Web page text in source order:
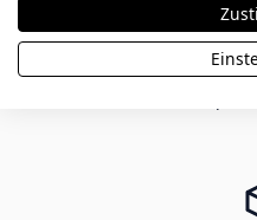
Viele Produkte